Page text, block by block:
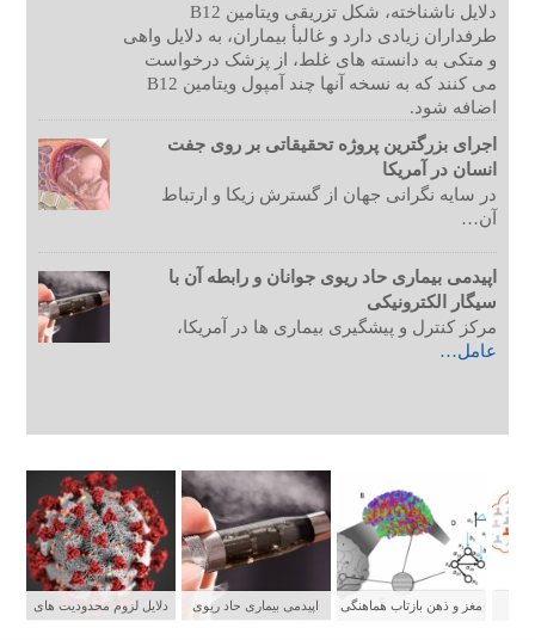
دلایل ناشناخته، شکل تزریقی ویتامین B12
طرفداران زیادی دارد و غالبأ بیماران، به دلایل واهی
و متکی به دانسته های غلط، از پزشک درخواست
می کنند که به نسخه آنها چند آمپول ویتامین B12
اضافه شود.
اجرای بزرگترین پروژه تحقیقاتی بر روی جفت
انسان در آمریکا
در سایه نگرانی جهان از گسترش زیکا و ارتباط
آن…
اپیدمی بیماری حاد ریوی جوانان و رابطه آن با
سیگار الکترونیکی
مرکز کنترل و پیشگیری بیماری ها در آمریکا،
عامل…
دلایل لزوم محدودیت های
اپیدمی بیماری حاد ریوی
مغز و ذهن بازتاب هماهنگی